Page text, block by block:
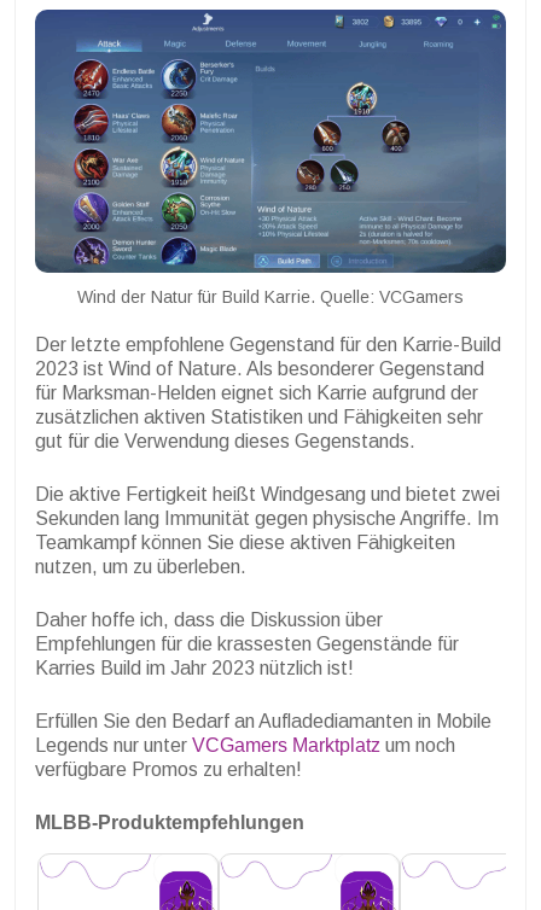
Wind der Natur für Build Karrie. Quelle: VCGamers
Der letzte empfohlene Gegenstand für den Karrie-Build
2023 ist Wind of Nature. Als besonderer Gegenstand
für Marksman-Helden eignet sich Karrie aufgrund der
zusätzlichen aktiven Statistiken und Fähigkeiten sehr
gut für die Verwendung dieses Gegenstands.
Die aktive Fertigkeit heißt Windgesang und bietet zwei
Sekunden lang Immunität gegen physische Angriffe. Im
Teamkampf können Sie diese aktiven Fähigkeiten
nutzen, um zu überleben.
Daher hoffe ich, dass die Diskussion über
Empfehlungen für die krassesten Gegenstände für
Karries Build im Jahr 2023 nützlich ist!
Erfüllen Sie den Bedarf an Aufladediamanten in Mobile
Legends nur unter VCGamers Marktplatz um noch
verfügbare Promos zu erhalten!
MLBB-Produktempfehlungen